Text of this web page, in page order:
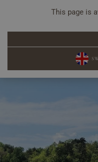
This page is